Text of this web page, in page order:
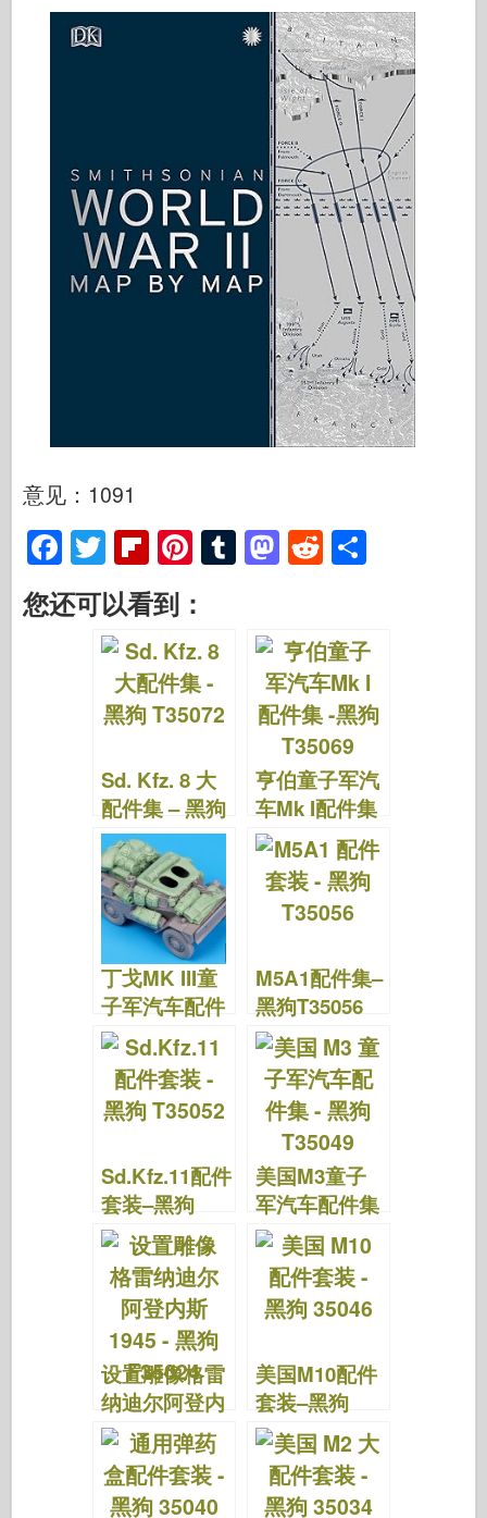
意见：1091
F
a
c
T
wi
tt
er
Fl
ip
b
o
ar
d
Pi
nt
er
e
st
T
u
bl
M
a
o
d
o
n
R
e
di
t
e
您还可以看到：
Sd. Kfz. 8 大
配件集 – 黑狗
T35072
亨伯童子军汽
车Mk I配件集
–黑狗T35069
丁戈MK III童
子军汽车配件
集–黑狗
T35061
M5A1配件集–
黑狗T35056
Sd.Kfz.11配件
套装–黑狗
T35052
美国M3童子
军汽车配件集
–黑狗T35049
设置雕像格雷
纳迪尔阿登内
斯 1945 – 黑
狗 F35024
美国M10配件
套装–黑狗
35046